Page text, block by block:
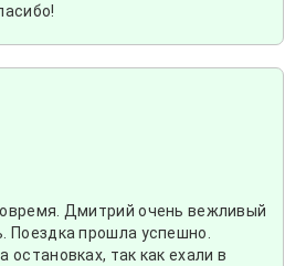
Дмитрий очень вежливый
Поездка прошла успешно.
остановках, так как ехали в